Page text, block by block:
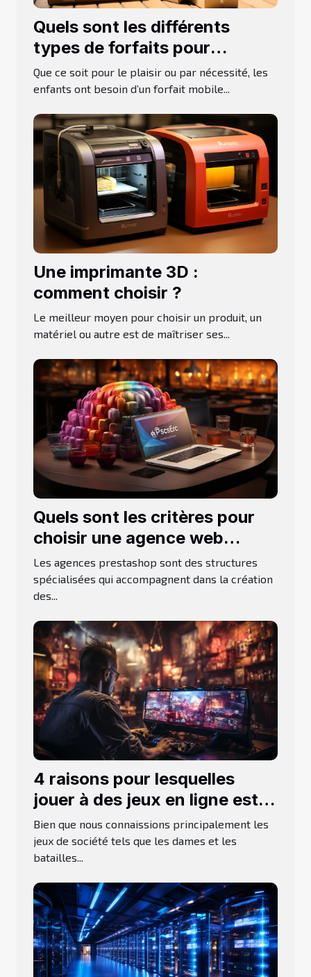
Quels sont les différents
types de forfaits pour
adolescent ?
Que ce soit pour le plaisir ou par nécessité, les
enfants ont besoin d’un forfait mobile...
Une imprimante 3D :
comment choisir ?
Le meilleur moyen pour choisir un produit, un
matériel ou autre est de maîtriser ses...
Quels sont les critères pour
choisir une agence web
Prestashop ?
Les agences prestashop sont des structures
spécialisées qui accompagnent dans la création
des...
4 raisons pour lesquelles
jouer à des jeux en ligne est
bon pour vous
Bien que nous connaissions principalement les
jeux de société tels que les dames et les
batailles...